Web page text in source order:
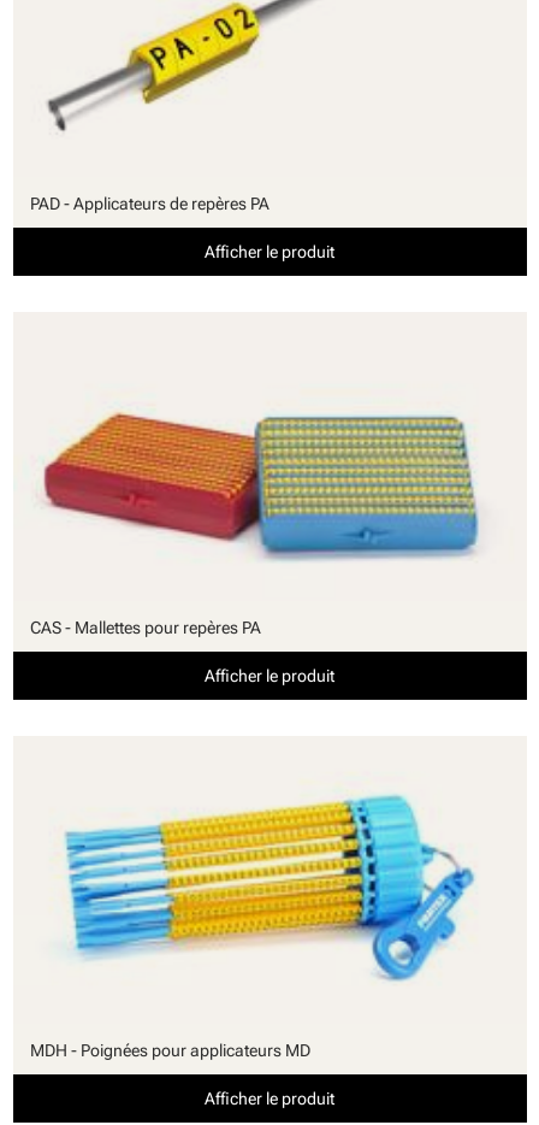
PAD - Applicateurs de repères PA
Afficher le produit
CAS - Mallettes pour repères PA
Afficher le produit
MDH - Poignées pour applicateurs MD
Afficher le produit